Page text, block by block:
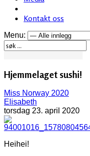
Kontakt oss
Menu:
Hjemmelaget sushi!
Miss Norway 2020
Elisabeth
torsdag 23. april 2020
Heihei!